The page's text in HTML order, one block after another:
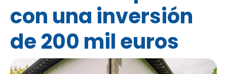
con una inversión
de 200 mil euros